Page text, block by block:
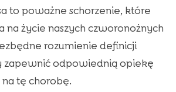
to poważne schorzenie, które
na życie naszych czworonożnych
rozumienie definicji
zapewnić odpowiednią opiekę
tę chorobę.